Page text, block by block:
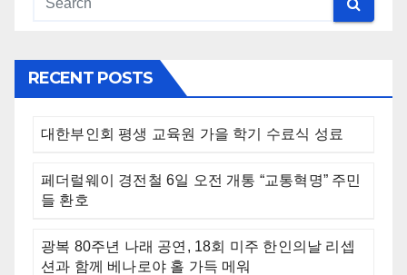
RECENT POSTS
대한부인회 평생 교육원 가을 학기 수료식 성료
페더럴웨이 경전철 6일 오전 개통 “교통혁명” 주민
들 환호
광복 80주년 나래 공연, 18회 미주 한인의날 리셉
션과 함께 베나로야 홀 가득 메워